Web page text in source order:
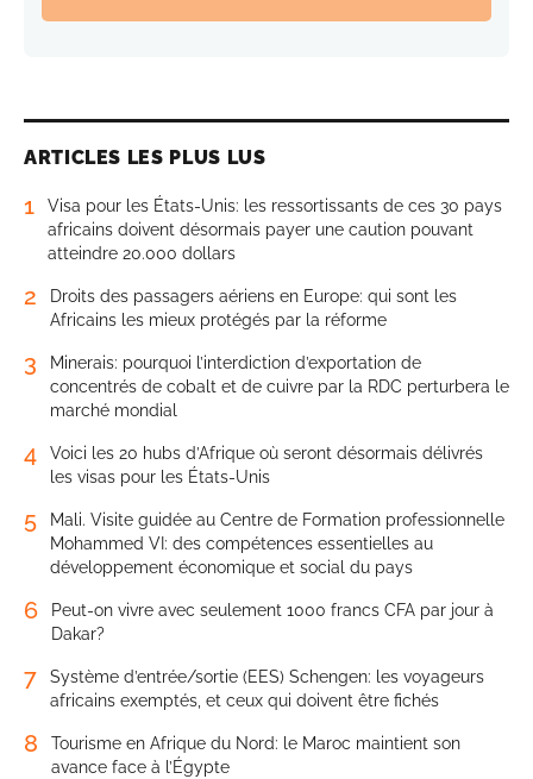
ARTICLES LES PLUS LUS
1
Visa pour les États-Unis: les ressortissants de ces 30 pays
africains doivent désormais payer une caution pouvant
atteindre 20.000 dollars
2
Droits des passagers aériens en Europe: qui sont les
Africains les mieux protégés par la réforme
3
Minerais: pourquoi l’interdiction d’exportation de
concentrés de cobalt et de cuivre par la RDC perturbera le
marché mondial
4
Voici les 20 hubs d’Afrique où seront désormais délivrés
les visas pour les États-Unis
5
Mali. Visite guidée au Centre de Formation professionnelle
Mohammed VI: des compétences essentielles au
développement économique et social du pays
6
Peut-on vivre avec seulement 1000 francs CFA par jour à
Dakar?
7
Système d’entrée/sortie (EES) Schengen: les voyageurs
africains exemptés, et ceux qui doivent être fichés
8
Tourisme en Afrique du Nord: le Maroc maintient son
avance face à l’Égypte